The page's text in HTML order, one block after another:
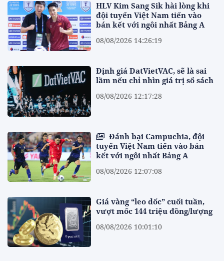
HLV Kim Sang Sik hài lòng khi
đội tuyển Việt Nam tiến vào
bán kết với ngôi nhất Bảng A
08/08/2026 14:26:19
Định giá DatVietVAC, sẽ là sai
lầm nếu chỉ nhìn giá trị sổ sách
08/08/2026 12:17:28
Đánh bại Campuchia, đội
tuyển Việt Nam tiến vào bán
kết với ngôi nhất Bảng A
08/08/2026 12:07:08
Giá vàng “leo dốc” cuối tuần,
vượt mốc 144 triệu đồng/lượng
08/08/2026 10:01:10